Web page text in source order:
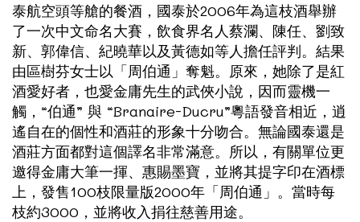
泰航空頭等艙的餐酒，國泰於2006年為這枝酒舉辦
了一次中文命名大賽，飲食界名人蔡瀾、陳任、劉致
新、郭偉信、紀曉華以及黃德如等人擔任評判。結果
由區樹芬女士以「周伯通」奪魁。原來，她除了是紅
酒愛好者，也愛金庸先生的武俠小說，因而靈機一
觸，“伯通” 與 “Branaire-Ducru”粵語發音相近，逍
遙自在的個性和酒莊的形象十分吻合。無論國泰還是
酒莊方面都對這個譯名非常滿意。所以，有關單位更
邀得金庸大筆一揮、惠賜墨寶，並將其提字印在酒標
上，發售100枝限量版2000年「周伯通」。當時每
枝約3000，並將收入捐往慈善用途。